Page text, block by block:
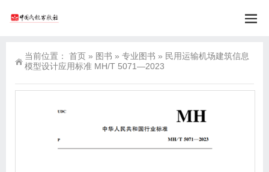
当前位置： 首页 » 图书 » 专业图书 » 民用运输机场建筑信息
模型设计应用标准 MH/T 5071—2023